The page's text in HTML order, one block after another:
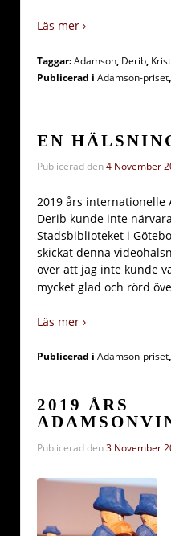
Läs mer ›
Taggar:Adamson, Derib,
Publicerad i Adamson-priset,
EN
Publicerad den4 November
2019 års internationelle
Derib kunde inte
Stadsbiblioteket i
skickat denna
över att jag inte kunde
mycket glad och rörd
Läs mer ›
Publicerad i Adamson-priset,
2019 ÅRS
Publicerad den3 November